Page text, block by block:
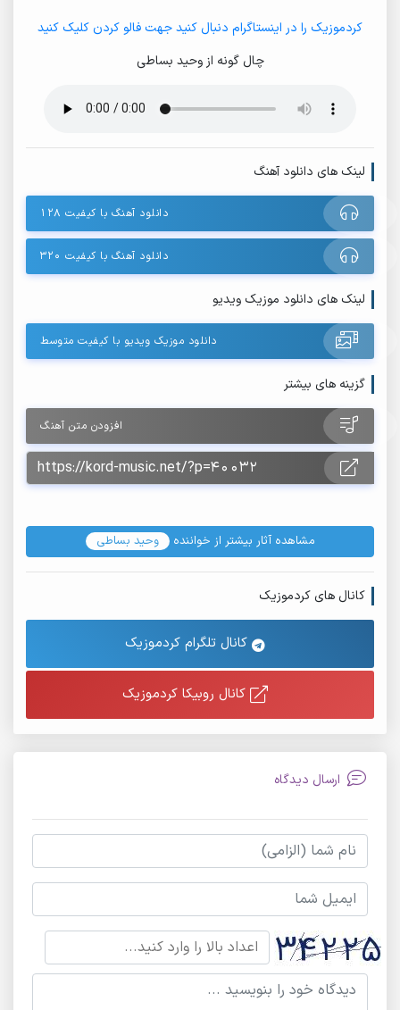
کردموزیک را در اینستاگرام دنبال کنید جهت فالو کردن کلیک کنید
چال گونه از وحید بساطی
لینک های دانلود آهنگ
دانلود آهنگ با کیفیت ۱۲۸
دانلود آهنگ با کیفیت ۳۲۰
لینک های دانلود موزیک ویدیو
دانلود موزیک ویدیو با کیفیت متوسط
گزینه های بیشتر
افزودن متن آهنگ
مشاهده آثار بیشتر از خواننده وحید بساطی
کانال های کردموزیک
کانال تلگرام کردموزیک
کانال روبیکا کردموزیک
ارسال دیدگاه